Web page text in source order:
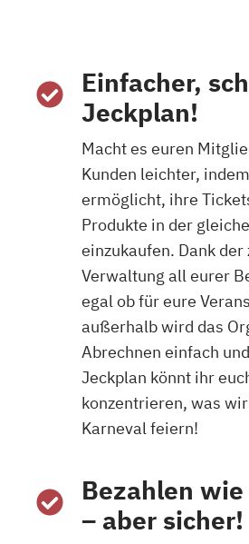
Einfacher,
Jeckplan!
Macht es euren
Kunden leichter,
ermöglicht, ihre
Produkte in der
einzukaufen. Dank der
Verwaltung all eurer
egal ob für eure
außerhalb wird das
Abrechnen einfach
Jeckplan könnt ihr
konzentrieren, was
Karneval feiern!
Bezahlen
– aber sicher!